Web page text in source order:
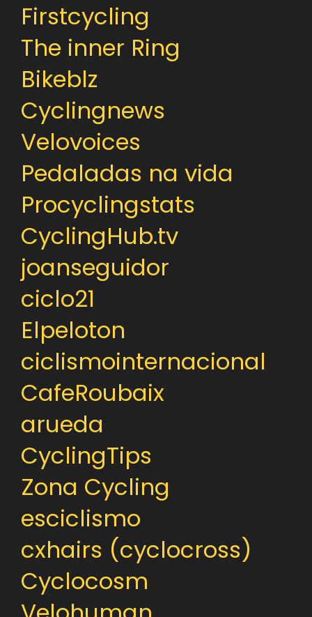
Firstcycling
The inner Ring
Bikeblz
Cyclingnews
Velovoices
Pedaladas na vida
Procyclingstats
CyclingHub.tv
joanseguidor
ciclo21
Elpeloton
ciclismointernacional
CafeRoubaix
arueda
CyclingTips
Zona Cycling
esciclismo
cxhairs (cyclocross)
Cyclocosm